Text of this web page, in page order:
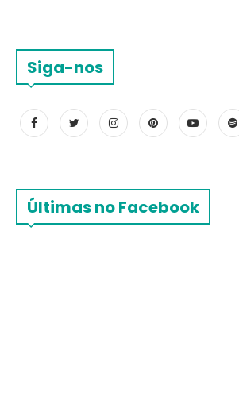
Siga-nos
Últimas no Facebook